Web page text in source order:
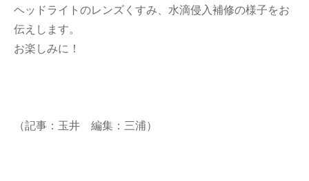
ヘッドライトのレンズくすみ、水滴侵入補修の様子をお
伝えします。
お楽しみに！
（記事：玉井 編集：三浦）